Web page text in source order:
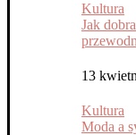
Kultura
Jak
13
Kultura
Moda a